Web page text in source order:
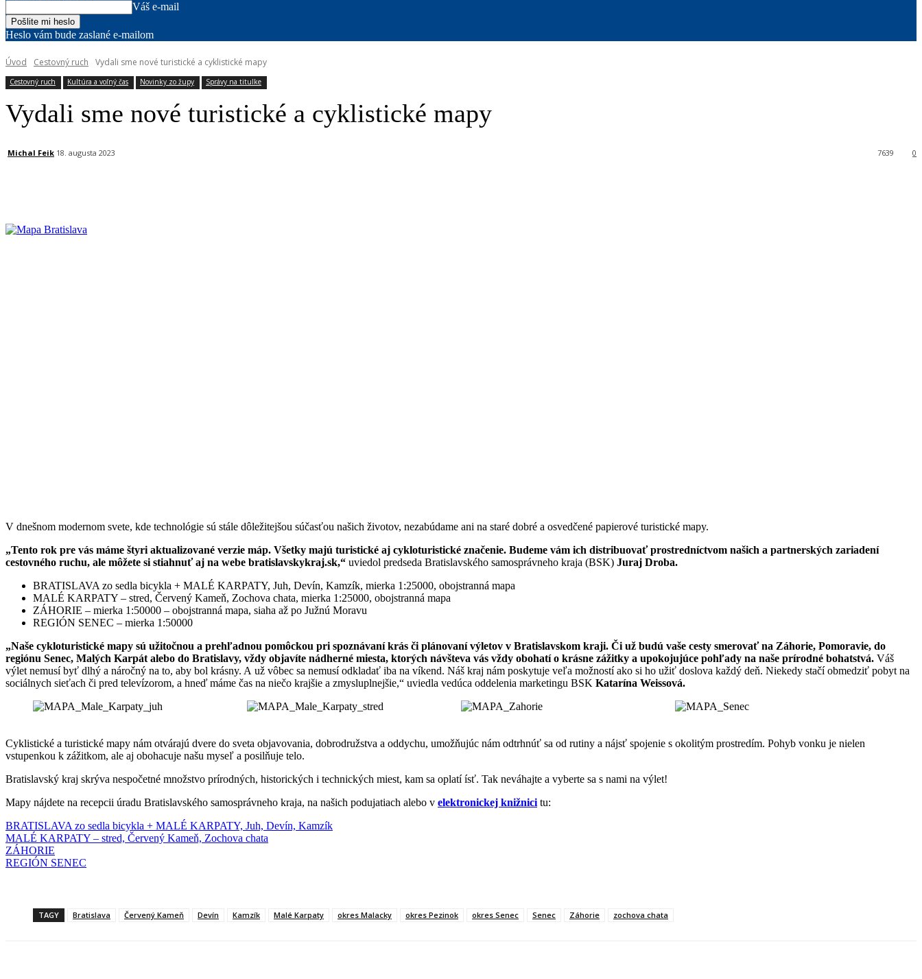
Váš e-mail
Heslo vám bude zaslané e-mailom
Úvod Cestovný ruch Vydali sme nové turistické a cyklistické mapy
Cestovný ruch Kultúra a voľný čas Novinky zo župy Správy na titulke
Vydali sme nové turistické a cyklistické mapy
Michal Feik 18. augusta 2023 0
7639
V dnešnom modernom svete, kde technológie sú stále dôležitejšou súčasťou našich životov, nezabúdame ani na staré dobré a osvedčené papierové turistické mapy.
„Tento rok pre vás máme štyri aktualizované verzie máp. Všetky majú turistické aj cykloturistické značenie. Budeme vám ich distribuovať prostredníctvom našich a partnerských zariadení
cestovného ruchu, ale môžete si stiahnuť aj na webe bratislavskykraj.sk,“ uviedol predseda Bratislavského samosprávneho kraja (BSK) Juraj Droba.
BRATISLAVA zo sedla bicykla + MALÉ KARPATY, Juh, Devín, Kamzík, mierka 1:25000, obojstranná mapa
MALÉ KARPATY – stred, Červený Kameň, Zochova chata, mierka 1:25000, obojstranná mapa
ZÁHORIE – mierka 1:50000 – obojstranná mapa, siaha až po Južnú Moravu
REGIÓN SENEC – mierka 1:50000
„Naše cykloturistické mapy sú užitočnou a prehľadnou pomôckou pri spoznávaní krás či plánovaní výletov v Bratislavskom kraji. Či už budú vaše cesty smerovať na Záhorie, Pomoravie, do
regiónu Senec, Malých Karpát alebo do Bratislavy, vždy objavíte nádherné miesta, ktorých návšteva vás vždy obohatí o krásne zážitky a upokojujúce pohľady na naše prírodné bohatstvá. Váš
výlet nemusí byť dlhý a náročný na to, aby bol krásny. A už vôbec sa nemusí odkladať iba na víkend. Náš kraj nám poskytuje veľa možností ako si ho užiť doslova každý deň. Niekedy stačí obmedziť pobyt na
sociálnych sieťach či pred televízorom, a hneď máme čas na niečo krajšie a zmysluplnejšie,“ uviedla vedúca oddelenia marketingu BSK Katarína Weissová.
Cyklistické a turistické mapy nám otvárajú dvere do sveta objavovania, dobrodružstva a oddychu, umožňujúc nám odtrhnúť sa od rutiny a nájsť spojenie s okolitým prostredím. Pohyb vonku je nielen
vstupenkou k zážitkom, ale aj obohacuje našu myseľ a posilňuje telo.
Bratislavský kraj skrýva nespočetné množstvo prírodných, historických i technických miest, kam sa oplatí ísť. Tak neváhajte a vyberte sa s nami na výlet!
Mapy nájdete na recepcii úradu Bratislavského samosprávneho kraja, na našich podujatiach alebo v elektronickej knižnici tu:
BRATISLAVA zo sedla bicykla + MALÉ KARPATY, Juh, Devín, Kamzík
MALÉ KARPATY – stred, Červený Kameň, Zochova chata
ZÁHORIE
REGIÓN SENEC
TAGY Bratislava Červený Kameň Devín Kamzík Malé Karpaty okres Malacky okres Pezinok okres Senec Senec Záhorie zochova chata